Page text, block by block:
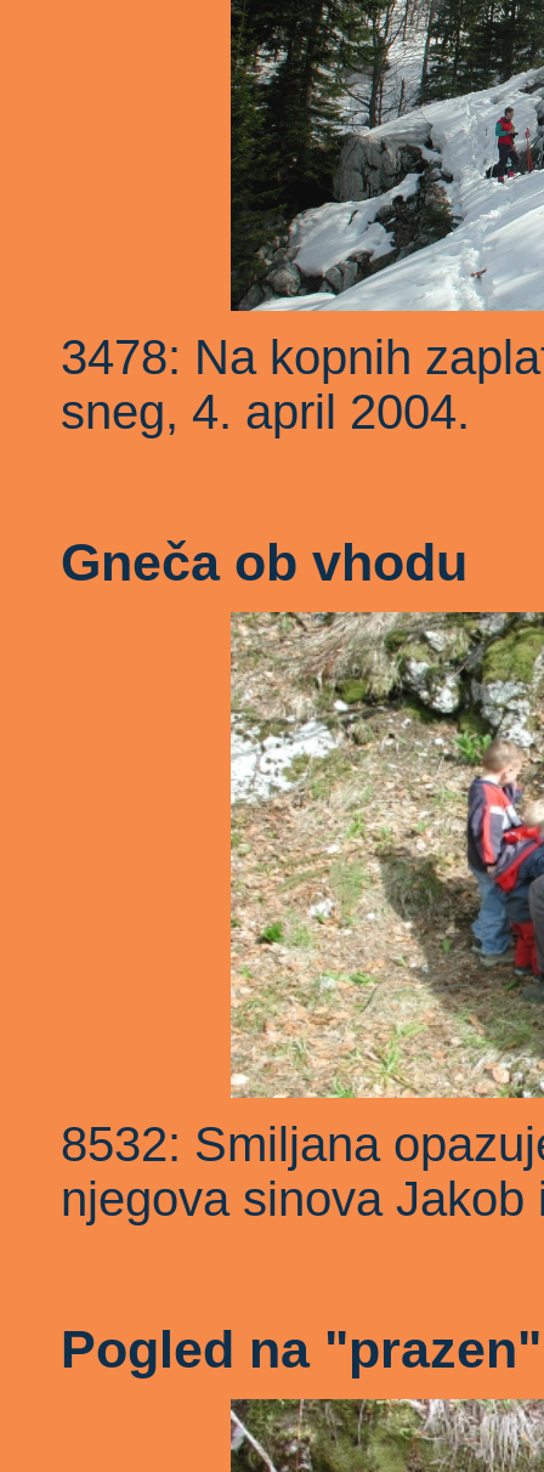
3478: Na kopnih
sneg, 4. april 2004.
Gneča ob vhodu
8532: Smiljana
njegova sinova
Pogled na